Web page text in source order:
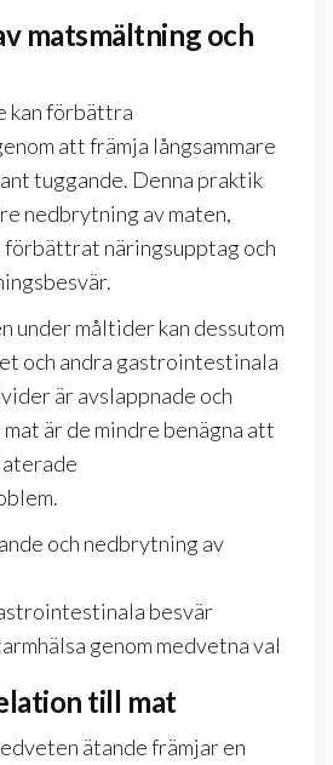
matsmältning och
kan förbättra
att främja långsammare
tuggande. Denna praktik
nedbrytning av maten,
näringsupptag och
under måltider kan dessutom
och andra gastrointestinala
är avslappnade och
är de mindre benägna att
och nedbrytning av
besvär
genom medvetna val
till mat
ätande främjar en